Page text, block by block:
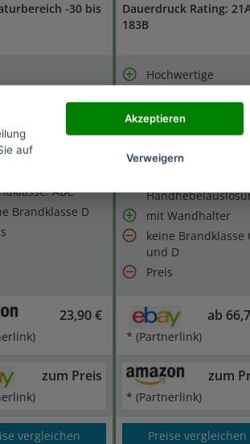
-30 bis
Dauerdruck Rating:
183B
ABC
Brandklasse D
Hochwertige
aus
Qualitätsstahlblech
Spezialkunststoff
mit Wandhalter
keine Brandklasse
und D
Preis
23,90 € ab
* (Partnerlink)
zum Preis zum
* (Partnerlink)
vergleichen Preise vergleichen
auf
Akzeptieren
Verweigern